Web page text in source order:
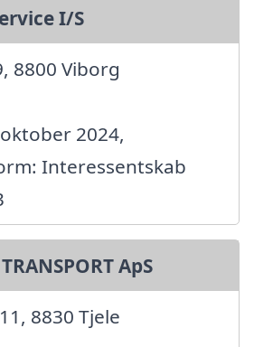
I/S
8800 Viborg
2024,
Interessentskab
ApS
8830 Tjele